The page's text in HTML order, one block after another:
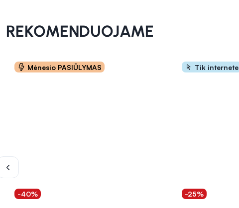
REKOMENDUOJAME
Mėnesio PASIŪLYMAS
-40%
Tik internete
-25%